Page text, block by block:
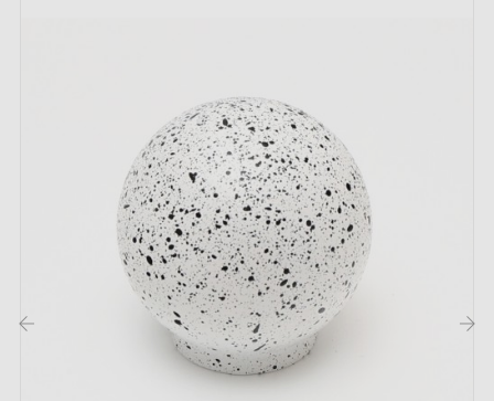
fonctionnelle, pourvu qu'il soit équipé du montage
Les images du produit sont à titre indicatif. Des
variations dans le motif peuvent exister entre les
différents exemplaires du même modèle.
À l'achat, vous pouvez choisir une fixation adaptée
pour une utilisation en tant que bouton de meuble ou